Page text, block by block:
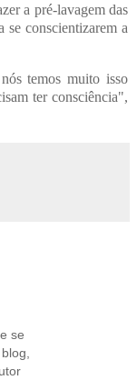
a pré-lavagem das
se conscientizarem a
temos muito isso
ter consciência",
se